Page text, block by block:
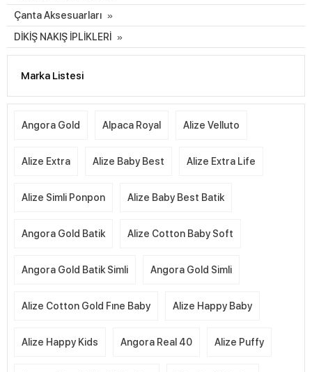
Çanta Aksesuarları
DİKİŞ NAKIŞ İPLİKLERİ
Marka Listesi
Angora Gold Alpaca Royal Alize Velluto
Alize Extra Alize Baby Best Alize Extra Life
Alize Simli Ponpon Alize Baby Best Batik
Angora Gold Batik Alize Cotton Baby Soft
Angora Gold Batik Simli Angora Gold Simli
Alize Cotton Gold Fıne Baby Alize Happy Baby
Alize Happy Kids Angora Real 40 Alize Puffy